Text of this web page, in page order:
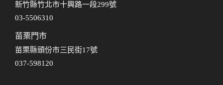
新竹縣竹北市十興路一段299號
03-5506310
苗栗門市
苗栗縣頭份市三民街17號
037-598120